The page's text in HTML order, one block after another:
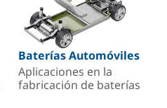
Baterías Automóviles
Aplicaciones en la
fabricación de baterías